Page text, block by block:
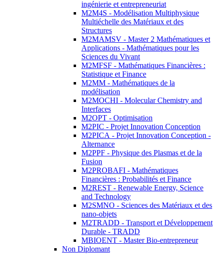
ingénierie et entrepreneuriat
M2M4S - Modélisation Multiphysique
Multiéchelle des Matériaux et des
Structures
M2MAMSV - Master 2 Mathématiques et
Applications - Mathématiques pour les
Sciences du Vivant
M2MFSF - Mathématiques Financières :
Statistique et Finance
M2MM - Mathématiques de la
modélisation
M2MOCHI - Molecular Chemistry and
Interfaces
M2OPT - Optimisation
M2PIC - Projet Innovation Conception
M2PICA - Projet Innovation Conception -
Alternance
M2PPF - Physique des Plasmas et de la
Fusion
M2PROBAFI - Mathématiques
Financières : Probabilités et Finance
M2REST - Renewable Energy, Science
and Technology
M2SMNO - Sciences des Matériaux et des
nano-objets
M2TRADD - Transport et Développement
Durable - TRADD
MBIOENT - Master Bio-entrepreneur
Non Diplomant